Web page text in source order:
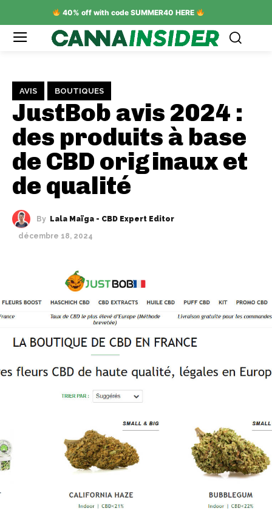
40% off with code SUMMER40 HERE
AVIS BOUTIQUES
JustBob avis 2024 :
des produits à base
de CBD originaux et
de qualité
By
Lala Maïga - CBD Expert Editor
décembre 18, 2024